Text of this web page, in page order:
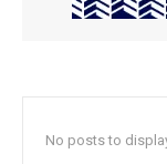
No posts to